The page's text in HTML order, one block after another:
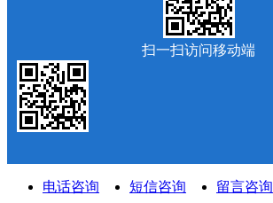
扫一扫访问移动端
电话咨询 短信咨询 留言咨询